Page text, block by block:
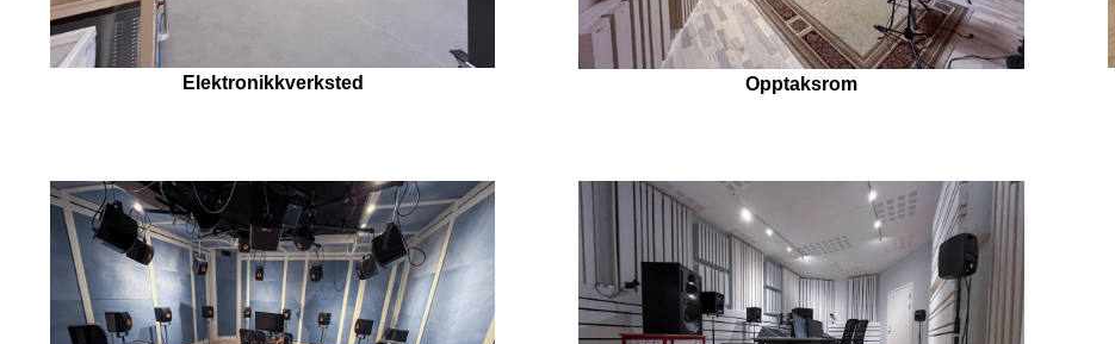
Elektronikkverksted Opptaksrom